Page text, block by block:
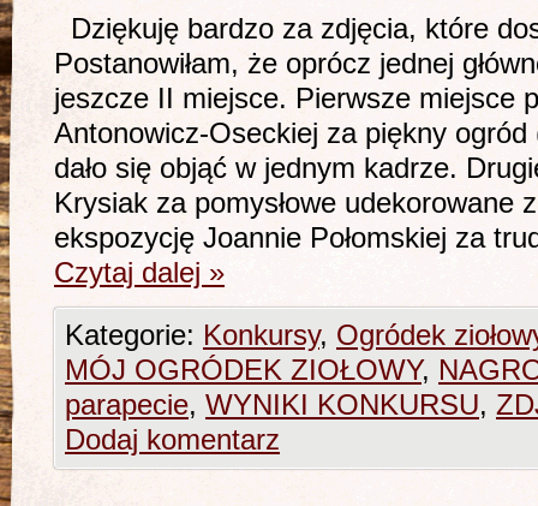
Dziękuję bardzo za zdjęcia, które
Postanowiłam, że oprócz jednej
jeszcze II miejsce. Pierwsze miejsce
Antonowicz-Oseckiej za piękny
dało się objąć w jednym kadrze.
Krysiak za pomysłowe udekorowane
ekspozycję Joannie Połomskiej za
Czytaj dalej »
Kategorie: Konkursy, Ogródek
MÓJ OGRÓDEK ZIOŁOWY,
parapecie, WYNIKI KONKURSU,
Dodaj komentarz